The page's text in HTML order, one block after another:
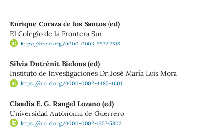
Enrique Coraza de los Santos (ed)
El Colegio de la Frontera Sur
https://orcid.org/0000-0003-2572-7516
Silvia Dutrénit Bielous (ed)
Instituto de Investigaciones Dr. José María Luis Mora
https://orcid.org/0000-0002-4485-4601
Claudia E. G. Rangel Lozano (ed)
Universidad Autónoma de Guerrero
https://orcid.org/0000-0002-1357-5802